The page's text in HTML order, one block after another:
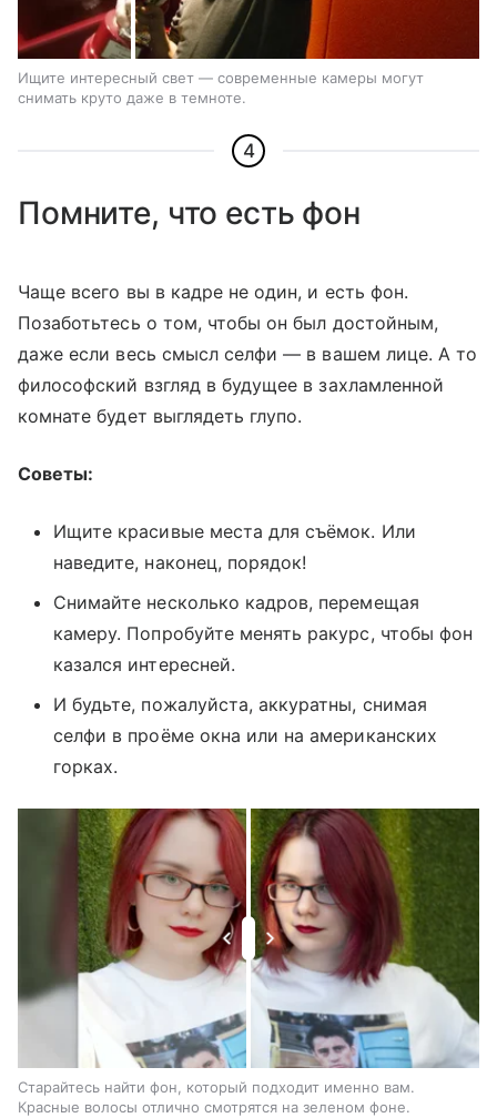
Ищите интересный свет — современные камеры могут
снимать круто даже в темноте.
4
Помните, что есть фон
Чаще всего вы в кадре не один, и есть фон.
Позаботьтесь о том, чтобы он был достойным,
даже если весь смысл селфи — в вашем лице. А то
философский взгляд в будущее в захламленной
комнате будет выглядеть глупо.
Советы:
Ищите красивые места для съёмок. Или
наведите, наконец, порядок!
Снимайте несколько кадров, перемещая
камеру. Попробуйте менять ракурс, чтобы фон
казался интересней.
И будьте, пожалуйста, аккуратны, снимая
селфи в проёме окна или на американских
горках.
Старайтесь найти фон, который подходит именно вам.
Красные волосы отлично смотрятся на зеленом фоне.